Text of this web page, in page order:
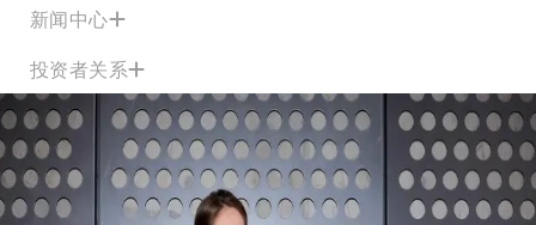
新闻中心
投资者关系